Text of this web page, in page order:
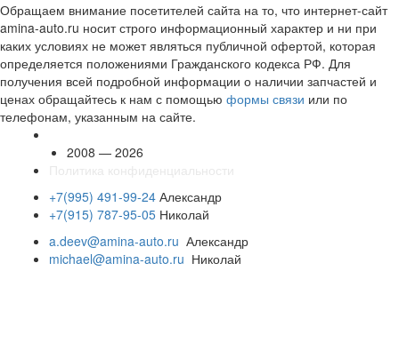
Обращаем внимание посетителей сайта на то, что интернет-сайт
amina-auto.ru носит строго информационный характер и ни при
каких условиях не может являться публичной офертой, которая
определяется положениями Гражданского кодекса РФ. Для
получения всей подробной информации о наличии запчастей и
ценах обращайтесь к нам с помощью формы связи или по
телефонам, указанным на сайте.
2008 — 2026
+7(995) 491-99-24 Александр
+7(915) 787-95-05 Николай
a.deev@amina-auto.ru Александр
michael@amina-auto.ru Николай